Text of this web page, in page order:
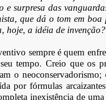
e surpresa das
que dá o tom em
hoje, a idéia de invenção?
sempre é quem
tempo. Creio que os
o
por fórmulas
inexistência de